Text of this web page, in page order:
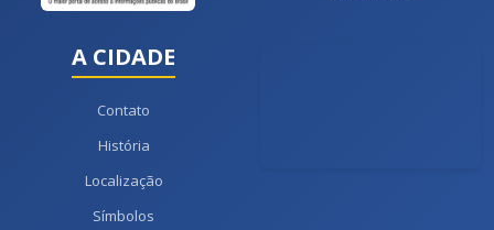
A CIDADE
Contato
História
Localização
Símbolos